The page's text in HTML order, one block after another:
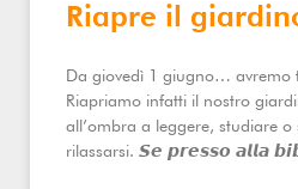
Riapre il
Da giovedì 1 giugno… avremo
Riapriamo infatti il nostro
all’ombra a leggere, studiare o
rilassarsi. 𝙎𝙚 𝙥𝙧𝙚𝙨𝙨𝙤 𝙖𝙡𝙡𝙖